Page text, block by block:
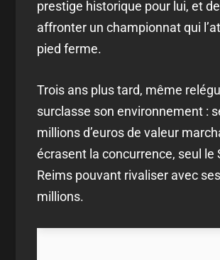
prestige historique pour lui, et
affronter un championnat qui
pied ferme.
Trois ans plus tard, même
surclasse son environnement :
millions d’euros de valeur
écrasent la concurrence, seul le
Reims pouvant rivaliser avec
millions.